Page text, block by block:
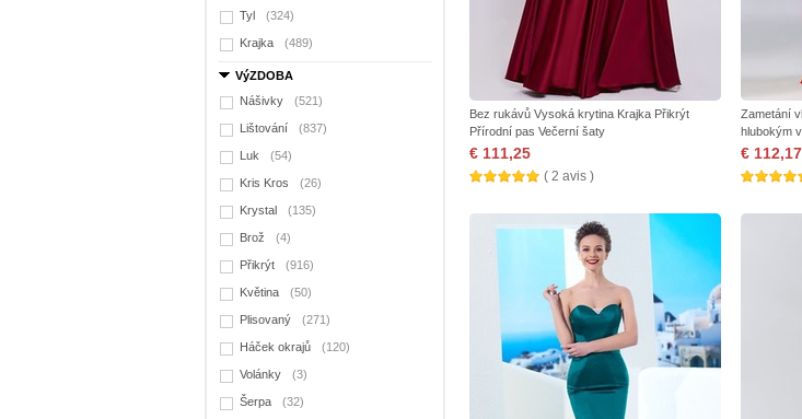
Tyl (324)
Krajka (489)
VýZDOBA
Nášivky
(521)
Lištování (837)
Luk (54)
Kris Kros (26)
Krystal (135)
Brož (4)
Přikrýt (916)
Květina (50)
Plisovaný (271)
Háček okrajů (120)
Volánky (3)
Šerpa (32)
Bez rukávů Vysoká krytina Krajka Přikrýt
Přírodní pas Večerní šaty
€ 111,25
( 2 avis )
Zametání
hlubokým
€ 112,17